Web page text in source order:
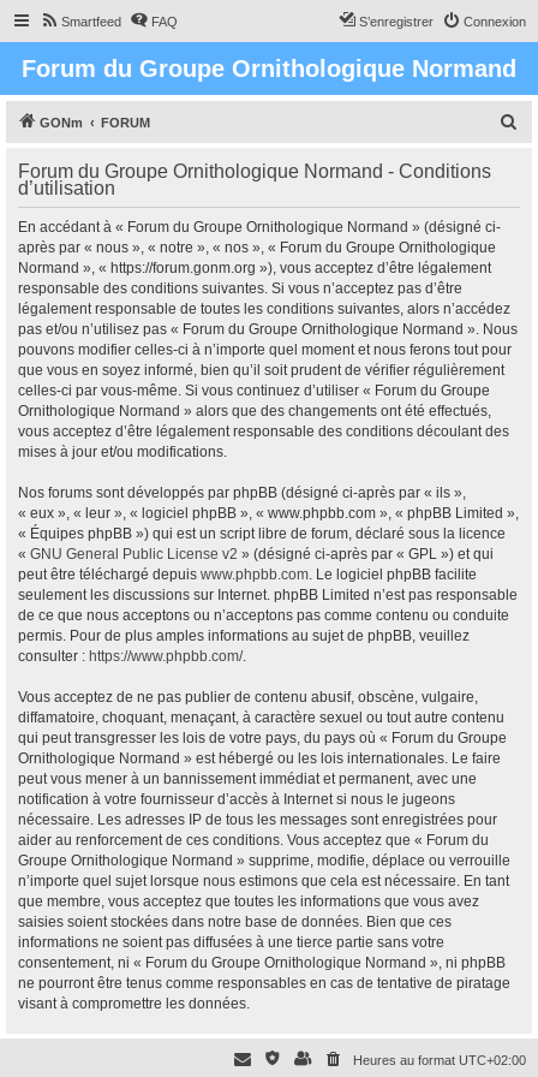
Smartfeed FAQ Connexion
S’enregistrer
Forum du Groupe Ornithologique Normand
GONm FORUM
h
Forum du Groupe Ornithologique Normand - Conditions
d’utilisation
En accédant à « Forum du Groupe Ornithologique Normand » (désigné ci-
après par « nous », « notre », « nos », « Forum du Groupe Ornithologique
Normand », « https://forum.gonm.org »), vous acceptez d’être légalement
responsable des conditions suivantes. Si vous n’acceptez pas d’être
légalement responsable de toutes les conditions suivantes, alors n’accédez
pas et/ou n’utilisez pas « Forum du Groupe Ornithologique Normand ». Nous
pouvons modifier celles-ci à n’importe quel moment et nous ferons tout pour
que vous en soyez informé, bien qu’il soit prudent de vérifier régulièrement
celles-ci par vous-même. Si vous continuez d’utiliser « Forum du Groupe
Ornithologique Normand » alors que des changements ont été effectués,
vous acceptez d’être légalement responsable des conditions découlant des
mises à jour et/ou modifications.
Nos forums sont développés par phpBB (désigné ci-après par « ils »,
« eux », « leur », « logiciel phpBB », « www.phpbb.com », « phpBB Limited »,
« Équipes phpBB ») qui est un script libre de forum, déclaré sous la licence
« GNU General Public License v2 » (désigné ci-après par « GPL ») et qui
peut être téléchargé depuis www.phpbb.com. Le logiciel phpBB facilite
seulement les discussions sur Internet. phpBB Limited n’est pas responsable
de ce que nous acceptons ou n’acceptons pas comme contenu ou conduite
permis. Pour de plus amples informations au sujet de phpBB, veuillez
consulter : https://www.phpbb.com/.
Vous acceptez de ne pas publier de contenu abusif, obscène, vulgaire,
diffamatoire, choquant, menaçant, à caractère sexuel ou tout autre contenu
qui peut transgresser les lois de votre pays, du pays où « Forum du Groupe
Ornithologique Normand » est hébergé ou les lois internationales. Le faire
peut vous mener à un bannissement immédiat et permanent, avec une
notification à votre fournisseur d’accès à Internet si nous le jugeons
nécessaire. Les adresses IP de tous les messages sont enregistrées pour
aider au renforcement de ces conditions. Vous acceptez que « Forum du
Groupe Ornithologique Normand » supprime, modifie, déplace ou verrouille
n’importe quel sujet lorsque nous estimons que cela est nécessaire. En tant
que membre, vous acceptez que toutes les informations que vous avez
saisies soient stockées dans notre base de données. Bien que ces
informations ne soient pas diffusées à une tierce partie sans votre
consentement, ni « Forum du Groupe Ornithologique Normand », ni phpBB
ne pourront être tenus comme responsables en cas de tentative de piratage
visant à compromettre les données.
Heures au format UTC+02:00